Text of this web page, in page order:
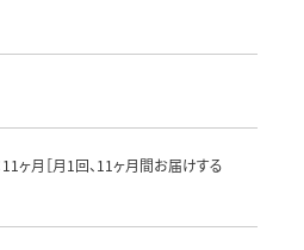
月［月1回、11ヶ月間お届けする